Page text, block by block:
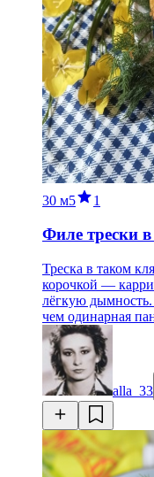
30 м5 1
Филе трески
Треска в таком
корочкой — карри
лёгкую
чем одинарная
alla_33